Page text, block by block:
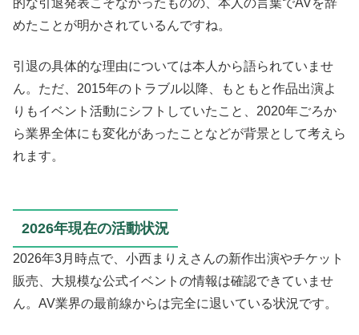
的な引退発表こそなかったものの、本人の言葉でAVを辞
めたことが明かされているんですね。
引退の具体的な理由については本人から語られていませ
ん。ただ、2015年のトラブル以降、もともと作品出演よ
りもイベント活動にシフトしていたこと、2020年ごろか
ら業界全体にも変化があったことなどが背景として考えら
れます。
2026年現在の活動状況
2026年3月時点で、小西まりえさんの新作出演やチケット
販売、大規模な公式イベントの情報は確認できていませ
ん。AV業界の最前線からは完全に退いている状況です。